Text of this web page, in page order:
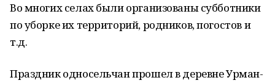
Во многих селах были организованы субботники
по уборке их территорий, родников, погостов и
т.д.
Праздник односельчан прошел в деревне Урман-